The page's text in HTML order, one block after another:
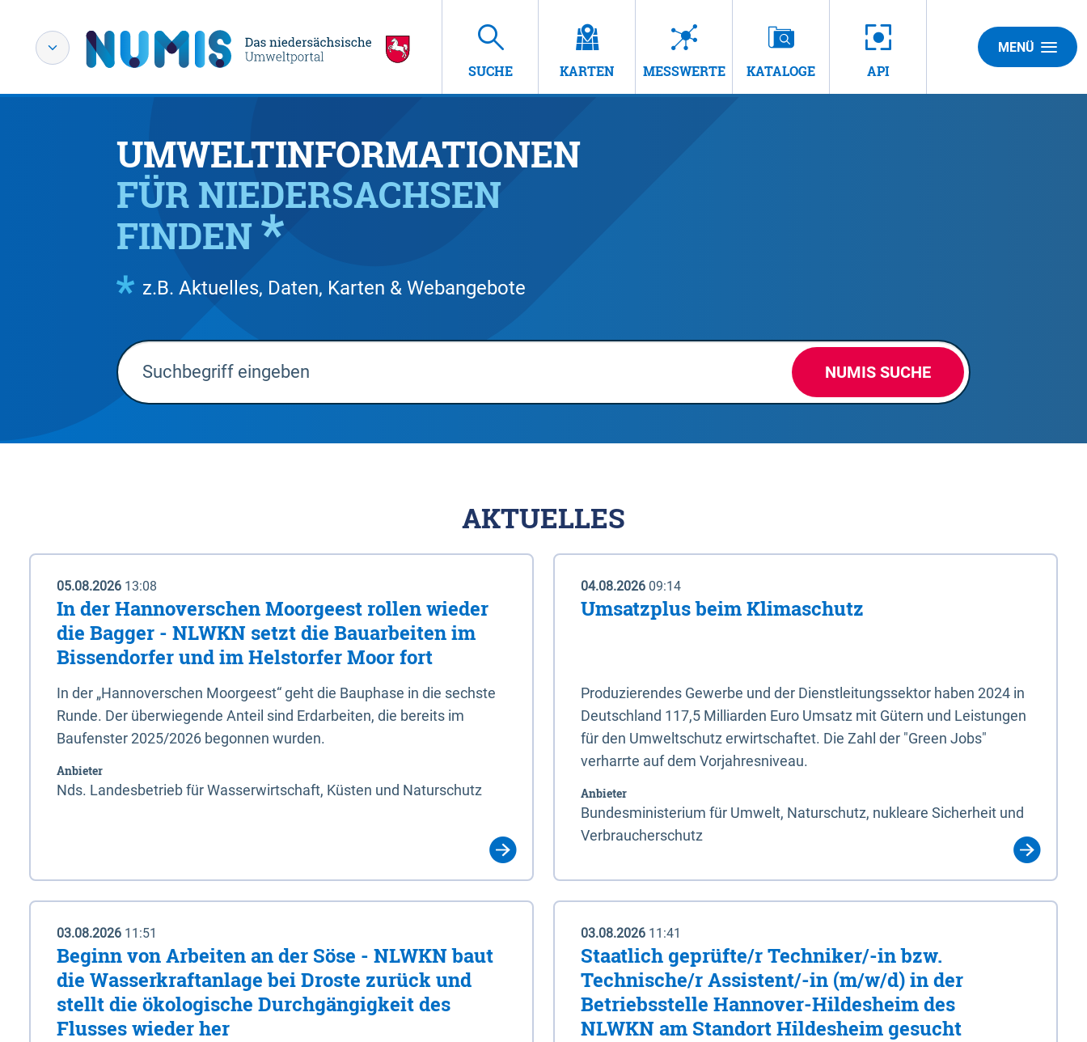
SUCHE KARTEN MESSWERTE KATALOGE API
MENÜ
UMWELTINFORMATIONEN
FÜR NIEDERSACHSEN
FINDEN
z.B. Aktuelles, Daten, Karten & Webangebote
NUMIS SUCHE
AKTUELLES
05.08.2026 13:08
In der Hannoverschen Moorgeest rollen wieder
die Bagger - NLWKN setzt die Bauarbeiten im
Bissendorfer und im Helstorfer Moor fort
In der „Hannoverschen Moorgeest“ geht die Bauphase in die sechste
Runde. Der überwiegende Anteil sind Erdarbeiten, die bereits im
Baufenster 2025/2026 begonnen wurden.
Anbieter
Nds. Landesbetrieb für Wasserwirtschaft, Küsten und Naturschutz
04.08.2026 09:14
Umsatzplus beim Klimaschutz
Produzierendes Gewerbe und der Dienstleitungssektor haben 2024 in
Deutschland 117,5 Milliarden Euro Umsatz mit Gütern und Leistungen
für den Umweltschutz erwirtschaftet. Die Zahl der "Green Jobs"
verharrte auf dem Vorjahresniveau.
Anbieter
Bundesministerium für Umwelt, Naturschutz, nukleare Sicherheit und
Verbraucherschutz
03.08.2026 11:51
Beginn von Arbeiten an der Söse - NLWKN baut
die Wasserkraftanlage bei Droste zurück und
stellt die ökologische Durchgängigkeit des
Flusses wieder her
03.08.2026 11:41
Staatlich geprüfte/r Techniker/-in bzw.
Technische/r Assistent/-in (m/w/d) in der
Betriebsstelle Hannover-Hildesheim des
NLWKN am Standort Hildesheim gesucht